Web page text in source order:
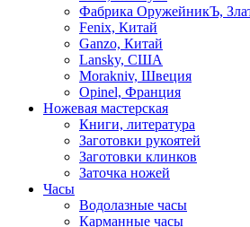
Фабрика ОружейникЪ,
Fenix, Китай
Ganzo, Китай
Lansky, США
Morakniv, Швеция
Opinel, Франция
Ножевая мастерская
Книги, литература
Заготовки рукоятей
Заготовки клинков
Заточка ножей
Часы
Водолазные часы
Карманные часы